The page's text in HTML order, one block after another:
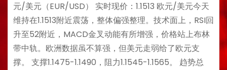
元/美元（EUR/USD） 实时现价：1.1513 欧元/美元今天
维持在1.1513附近震荡，整体偏强整理。技术面上，RSI回
升至52附近，MACD金叉动能有所增强，价格站上布林
带中轨。欧洲数据虽不算强，但美元走弱给了欧元支
撑。 支撑1.1475-1.1490，阻力1.1545-1.1565。 趋势总